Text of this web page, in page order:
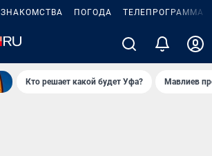
ЗНАКОМСТВА ПОГОДА ТЕЛЕПРОГРАММА
Кто решает какой будет Уфа? Мавлиев